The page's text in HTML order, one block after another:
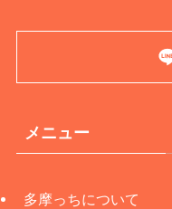
メニュー
多摩っちについて